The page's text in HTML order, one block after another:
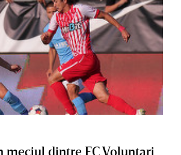
meciul dintre FC Voluntari